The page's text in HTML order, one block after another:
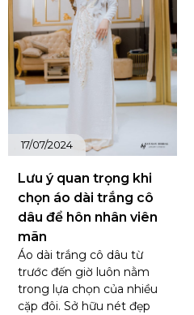
17/07/2024
Lưu ý quan trọng khi
chọn áo dài trắng cô
dâu để hôn nhân viên
mãn
Áo dài trắng cô dâu từ
trước đến giờ luôn nằm
trong lựa chọn của nhiều
cặp đôi. Sở hữu nét đẹp